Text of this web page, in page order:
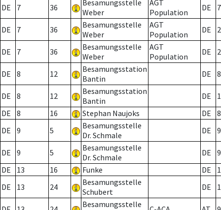
DE 7 36
Besamungsstelle
Weber
AGT
Population
DE 7
DE 7 36
Besamungsstelle
Weber
AGT
Population
DE 2
DE 7 36
Besamungsstelle
Weber
AGT
Population
DE 2
DE 8 12
Besamungsstation
Bantin
DE 8
DE 8 12
Besamungsstation
Bantin
DE
DE
8 16 Stephan Naujoks DE
8
DE
9 5
Besamungsstelle
Dr. Schmale
DE 9
DE 9 5
Besamungsstelle
Dr. Schmale
DE
9
DE
13 16 Funke DE
DE
13 24
Besamungsstelle
Schubert
DE
Besamungsstelle